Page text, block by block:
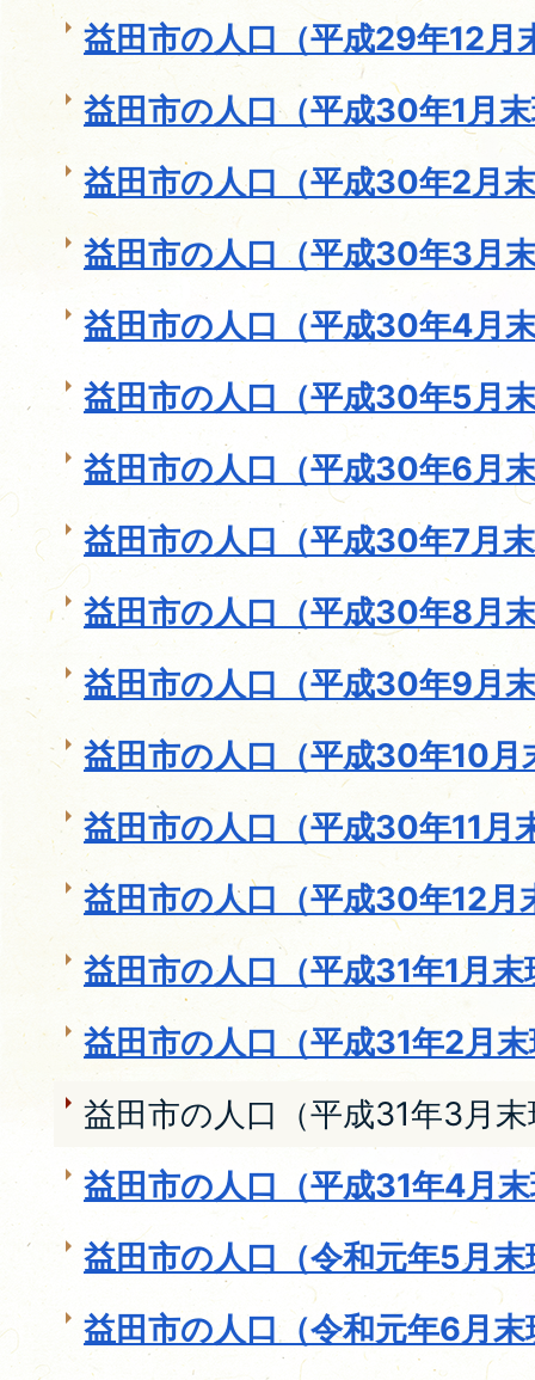
益田市の人口（平成29年12月
益田市の人口（平成30年1月
益田市の人口（平成30年2月
益田市の人口（平成30年3月
益田市の人口（平成30年4月
益田市の人口（平成30年5月
益田市の人口（平成30年6月
益田市の人口（平成30年7月
益田市の人口（平成30年8月
益田市の人口（平成30年9月
益田市の人口（平成30年10月
益田市の人口（平成30年11月
益田市の人口（平成30年12月
益田市の人口（平成31年1月末
益田市の人口（平成31年2月
益田市の人口（平成31年3月
益田市の人口（平成31年4月
益田市の人口（令和元年5月末
益田市の人口（令和元年6月末